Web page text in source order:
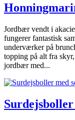
Jordbær vendt i
fungerer fantastisk
underværker på
topping på alt fra
jordbær med...